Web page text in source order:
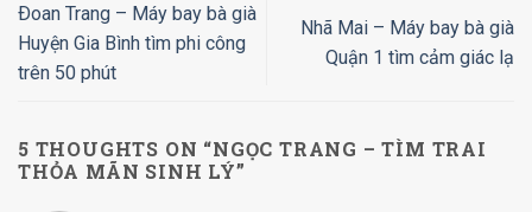
Ðoan Trang – Máy bay bà già
Huyện Gia Bình tìm phi công
trên 50 phút
Nhã Mai – Máy bay bà già
Quận 1 tìm cảm giác lạ
5 THOUGHTS ON “NGỌC TRANG – TÌM TRAI
THỎA MÃN SINH LÝ”